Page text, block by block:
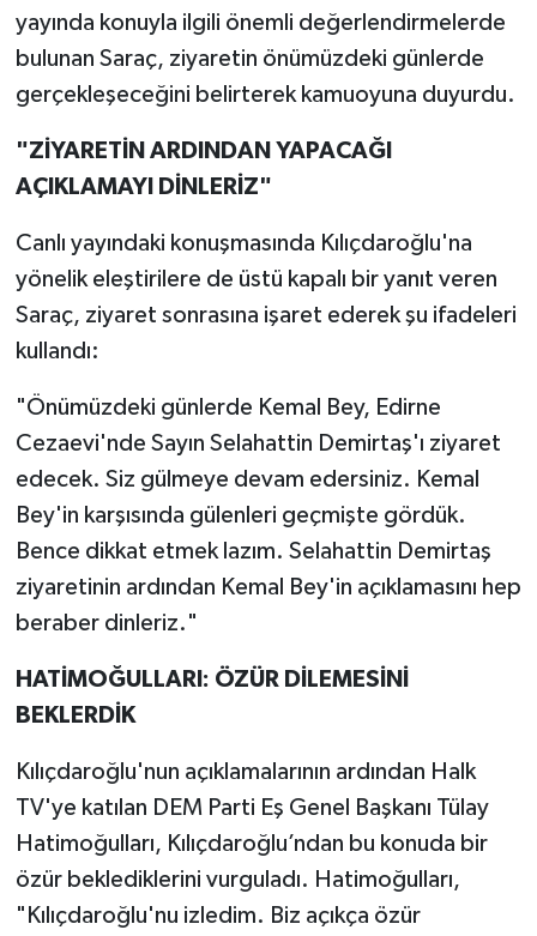
yayında konuyla ilgili önemli değerlendirmelerde
bulunan Saraç, ziyaretin önümüzdeki günlerde
gerçekleşeceğini belirterek kamuoyuna duyurdu.
"ZİYARETİN ARDINDAN YAPACAĞI
AÇIKLAMAYI DİNLERİZ"
Canlı yayındaki konuşmasında Kılıçdaroğlu'na
yönelik eleştirilere de üstü kapalı bir yanıt veren
Saraç, ziyaret sonrasına işaret ederek şu ifadeleri
kullandı:
"Önümüzdeki günlerde Kemal Bey, Edirne
Cezaevi'nde Sayın Selahattin Demirtaş'ı ziyaret
edecek. Siz gülmeye devam edersiniz. Kemal
Bey'in karşısında gülenleri geçmişte gördük.
Bence dikkat etmek lazım. Selahattin Demirtaş
ziyaretinin ardından Kemal Bey'in açıklamasını hep
beraber dinleriz."
HATİMOĞULLARI: ÖZÜR DİLEMESİNİ
BEKLERDİK
Kılıçdaroğlu'nun açıklamalarının ardından Halk
TV'ye katılan DEM Parti Eş Genel Başkanı Tülay
Hatimoğulları, Kılıçdaroğlu’ndan bu konuda bir
özür beklediklerini vurguladı. Hatimoğulları,
"Kılıçdaroğlu'nu izledim. Biz açıkça özür